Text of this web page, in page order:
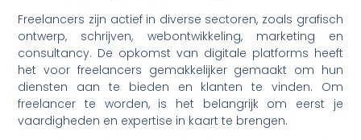
Freelancers zijn actief in diverse sectoren, zoals grafisch
ontwerp, schrijven, webontwikkeling, marketing en
consultancy. De opkomst van digitale platforms heeft
het voor freelancers gemakkelijker gemaakt om hun
diensten aan te bieden en klanten te vinden. Om
freelancer te worden, is het belangrijk om eerst je
vaardigheden en expertise in kaart te brengen.